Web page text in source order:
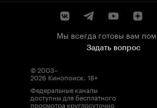
Мы всегда готовы вам
Задать вопрос
© 2003–
2026 Кинопоиск. 18+
Федеральные каналы
доступны для бесплатного
просмотра круглосуточно